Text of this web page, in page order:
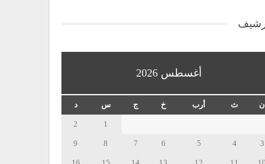
أغسطس 2026
ن ث أرب خ ج س د
1
2
3
4
5
6
7
8
9